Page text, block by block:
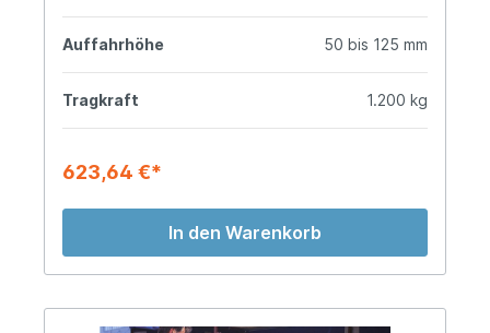
Auffahrhöhe 50 bis 125 mm
Tragkraft 1.200 kg
623,64 €*
In den Warenkorb